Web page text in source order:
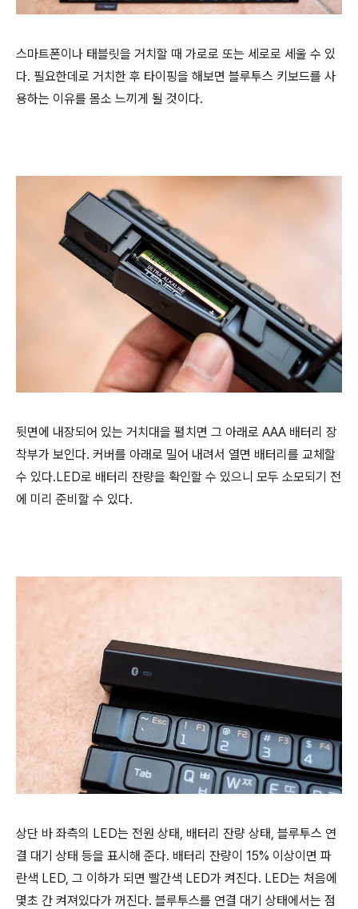
스마트폰이나 태블릿을 거치할 때 가로로 또는 세로로 세울 수 있
다. 필요한데로 거치한 후 타이핑을 해보면 블루투스 키보드를 사
용하는 이유를 몸소 느끼게 될 것이다.
뒷면에 내장되어 있는 거치대을 펼치면 그 아래로 AAA 배터리 장
착부가 보인다. 커버를 아래로 밀어 내려서 열면 배터리를 교체할
수 있다.​LED로 배터리 잔량을 확인할 수 있으니 모두 소모되기 전
에 미리 준비할 수 있다.
상단 바 좌측의 LED는 전원 상태, 배터리 잔량 상태, 블루투스 연
결 대기 상태 등을 표시해 준다. 배터리 잔량이 15% 이상이면 파
란색 LED, 그 이하가 되면 빨간색 LED가 켜진다. LED는 처음에
몇초 간 켜져있다가 꺼진다. 블루투스를 연결 대기 상태에서는 점